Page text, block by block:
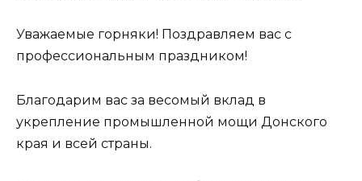
Уважаемые горняки! Поздравляем вас с
профессиональным праздником!
Благодарим вас за весомый вклад в
укрепление промышленной мощи Донского
края и всей страны.